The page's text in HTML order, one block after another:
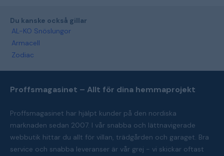
Du kanske också gillar
AL-KO Snöslungor
Armacell
Zodiac
Proffsmagasinet – Allt för dina hemmaprojekt
Proffsmagasinet har hjälpt kunder på den nordiska
marknaden sedan 2007. I vår snabba och lättnavigerade
webbutik hittar du allt för villan, trädgården och garaget. Bra
service och snabba leveranser är vår grej - vi skickar oftast